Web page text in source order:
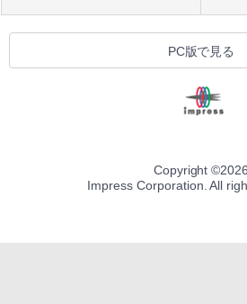
PC版で見る
Copyright ©2026
Impress Corporation. All